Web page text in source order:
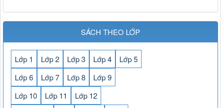
SÁCH THEO LỚP
Lớp 1 Lớp 2 Lớp 3 Lớp 4
Lớp 5
Lớp 6
Lớp 7 Lớp 8
Lớp 9
Lớp 10
Lớp 11
Lớp 12